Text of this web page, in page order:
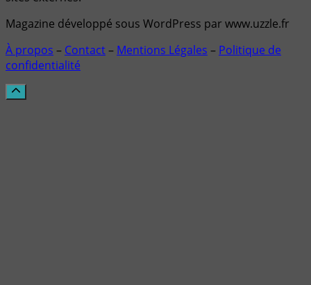
Magazine développé sous WordPress par www.uzzle.fr
À propos – Contact– Mentions Légales – Politique de
confidentialité